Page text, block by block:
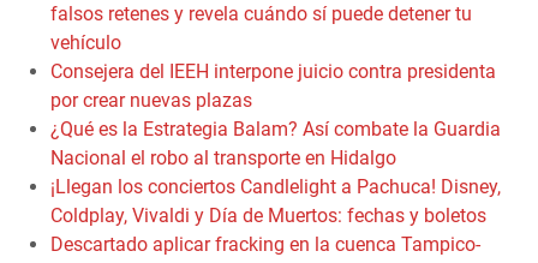
falsos retenes y revela cuándo sí puede detener tu
vehículo
Consejera del IEEH interpone juicio contra presidenta
por crear nuevas plazas
¿Qué es la Estrategia Balam? Así combate la Guardia
Nacional el robo al transporte en Hidalgo
¡Llegan los conciertos Candlelight a Pachuca! Disney,
Coldplay, Vivaldi y Día de Muertos: fechas y boletos
Descartado aplicar fracking en la cuenca Tampico-